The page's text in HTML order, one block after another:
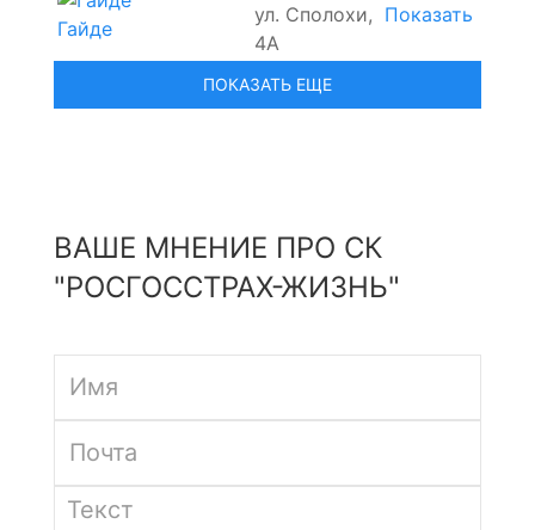
Гайде
ул. Сполохи,
4А
Показать
ВАШЕ МНЕНИЕ ПРО СК
"РОСГОССТРАХ-ЖИЗНЬ"